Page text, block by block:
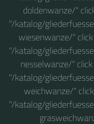
doldenwanze/"
"/katalog/
wiesenwanze/"
"/katalog/
nesselwanze/"
"/katalog/
weichwanze/"
"/katalog/